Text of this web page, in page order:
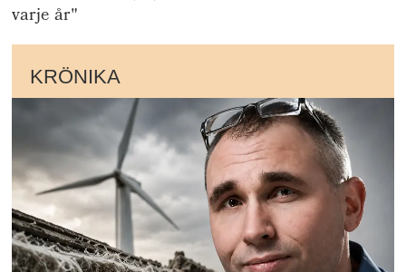
varje år"
KRÖNIKA